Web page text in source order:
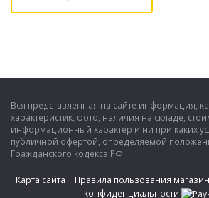
Вся представленная на сайте информация,
характеристик, фото, наличия на складе,
информационный характер и ни при каких
публичной офертой, определяемой
Гражданского кодекса РФ.
Карта сайта | Правила пользования
конфиденциальности